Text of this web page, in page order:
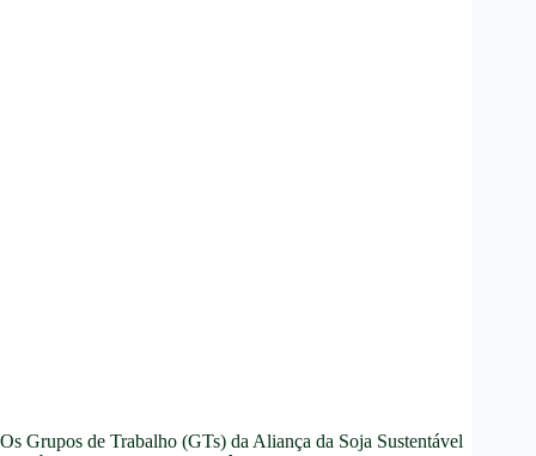
Os Grupos de Trabalho (GTs) da Aliança da Soja Sustentável